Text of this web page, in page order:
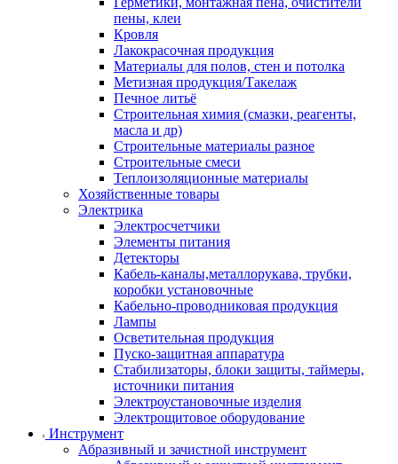
пены, клеи
Кровля
Лакокрасочная продукция
Материалы для полов, стен и потолка
Метизная продукция/Такелаж
Печное литьё
Строительная химия (смазки, реагенты,
масла и др)
Строительные материалы разное
Строительные смеси
Теплоизоляционные материалы
Хозяйственные товары
Электрика
Электросчетчики
Элементы питания
Детекторы
Кабель-каналы,металлорукава, трубки,
коробки установочные
Кабельно-проводниковая продукция
Лампы
Осветительная продукция
Пуско-защитная аппаратура
Стабилизаторы, блоки защиты, таймеры,
источники питания
Электроустановочные изделия
Электрощитовое оборудование
Инструмент
Абразивный и зачистной инструмент